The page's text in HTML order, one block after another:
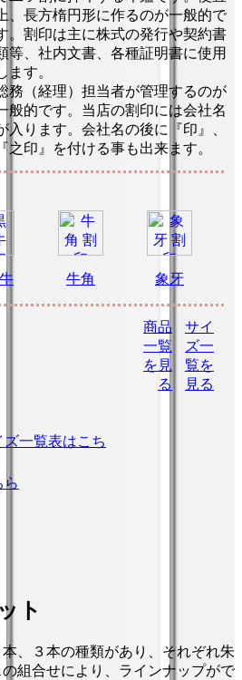
上、長方楕円形に作るのが一般的で
。割印は主に株式の発行や契約書
等、社内文書、各種証明書に使用
ます。
務（経理）担当者が管理するのが
般的です。当店の割印には会社名
入ります。会社名の後に『印』、
『之印』を付ける事も出来ます。
牛角 象牙
商品
一覧
を見
る
サイ
ズ一
覧を
見る
一覧表はこち
ら
ト
、３本の種類があり、それぞれ朱
組合せにより、ラインナップがで